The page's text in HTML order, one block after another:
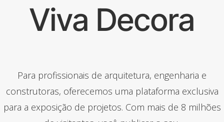
Viva Decora
Para profissionais de arquitetura, engenharia e
construtoras, oferecemos uma plataforma exclusiva
para a exposição de projetos. Com mais de 8 milhões